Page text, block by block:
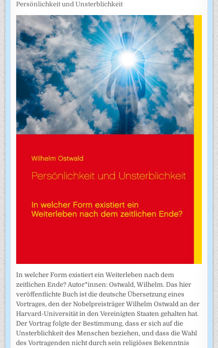
Persönlichkeit und Unsterblichkeit
In welcher Form existiert ein Weiterleben nach dem
zeitlichen Ende? Autor*innen: Ostwald, Wilhelm. Das hier
veröffentlichte Buch ist die deutsche Übersetzung eines
Vortrages, den der Nobelpreisträger Wilhelm Ostwald an der
Harvard-Universität in den Vereinigten Staaten gehalten hat.
Der Vortrag folgte der Bestimmung, dass er sich auf die
Unsterblichkeit des Menschen beziehen, und dass die Wahl
des Vortragenden nicht durch sein religiöses Bekenntnis